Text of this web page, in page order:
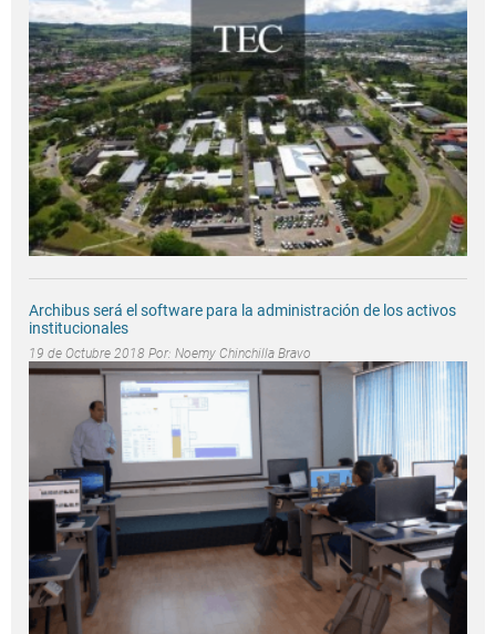
Archibus será el software para la administración de los activos
institucionales
19 de Octubre 2018 Por: Noemy Chinchilla Bravo